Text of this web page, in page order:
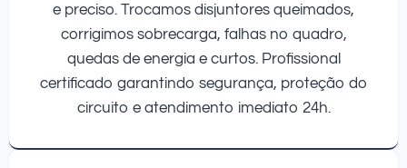
e preciso. Trocamos disjuntores queimados,
corrigimos sobrecarga, falhas no quadro,
quedas de energia e curtos. Profissional
certificado garantindo segurança, proteção do
circuito e atendimento imediato 24h.